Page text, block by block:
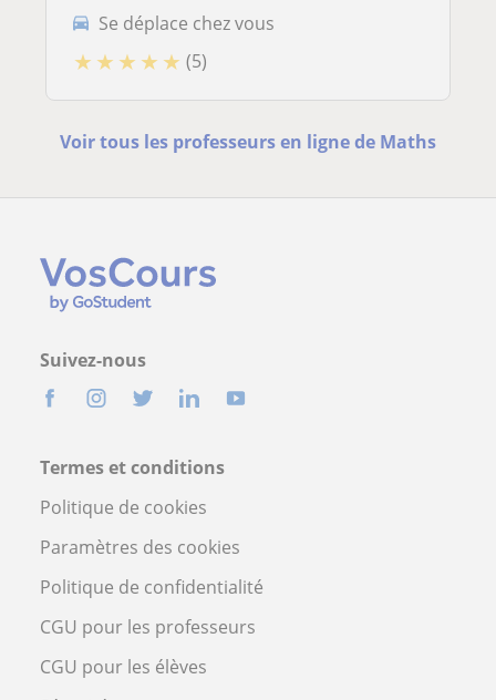
Se déplace chez vous
★ ★ ★ ★ ★ (5)
Voir tous les professeurs en ligne de Maths
Suivez-nous
Termes et conditions
Politique de cookies
Paramètres des cookies
Politique de confidentialité
CGU pour les professeurs
CGU pour les élèves